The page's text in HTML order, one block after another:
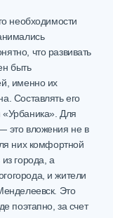
необходимости
что развивать
быть
именно их
Составлять его
«Урбаника». Для
это вложения не в
них комфортной
города, а
и жители
Это
поэтапно, за счет